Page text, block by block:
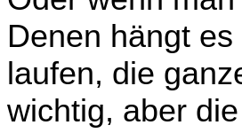
Denen hängt
laufen, die
wichtig, aber